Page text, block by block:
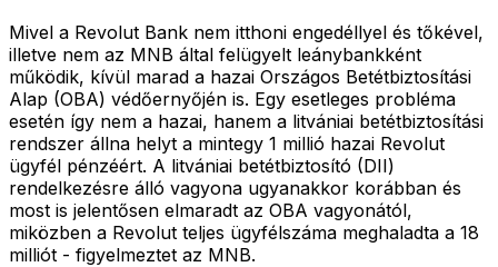
Mivel a Revolut Bank nem itthoni engedéllyel és tőkével,
illetve nem az MNB által felügyelt leánybankként
működik, kívül marad a hazai Országos Betétbiztosítási
Alap (OBA) védőernyőjén is. Egy esetleges probléma
esetén így nem a hazai, hanem a litvániai betétbiztosítási
rendszer állna helyt a mintegy 1 millió hazai Revolut
ügyfél pénzéért. A litvániai betétbiztosító (DII)
rendelkezésre álló vagyona ugyanakkor korábban és
most is jelentősen elmaradt az OBA vagyonától,
miközben a Revolut teljes ügyfélszáma meghaladta a 18
milliót - figyelmeztet az MNB.